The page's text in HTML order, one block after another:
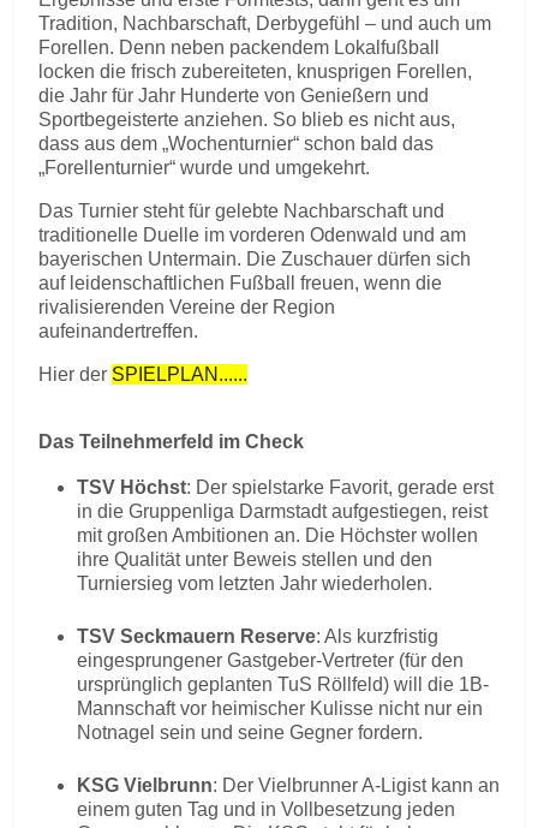
Tradition, Nachbarschaft, Derbygefühl – und auch um
Forellen. Denn neben packendem Lokalfußball
locken die frisch zubereiteten, knusprigen Forellen,
die Jahr für Jahr Hunderte von Genießern und
Sportbegeisterte anziehen. So blieb es nicht aus,
dass aus dem „Wochenturnier“ schon bald das
„Forellenturnier“ wurde und umgekehrt.
Das Turnier steht für gelebte Nachbarschaft und
traditionelle Duelle im vorderen Odenwald und am
bayerischen Untermain. Die Zuschauer dürfen sich
auf leidenschaftlichen Fußball freuen, wenn die
rivalisierenden Vereine der Region
aufeinandertreffen.
Hier der SPIELPLAN......
Das Teilnehmerfeld im Check
TSV Höchst: Der spielstarke Favorit, gerade erst
in die Gruppenliga Darmstadt aufgestiegen, reist
mit großen Ambitionen an. Die Höchster wollen
ihre Qualität unter Beweis stellen und den
Turniersieg vom letzten Jahr wiederholen.
TSV Seckmauern Reserve: Als kurzfristig
eingesprungener Gastgeber-Vertreter (für den
ursprünglich geplanten TuS Röllfeld) will die 1B-
Mannschaft vor heimischer Kulisse nicht nur ein
Notnagel sein und seine Gegner fordern.
KSG Vielbrunn: Der Vielbrunner A-Ligist kann an
einem guten Tag und in Vollbesetzung jeden